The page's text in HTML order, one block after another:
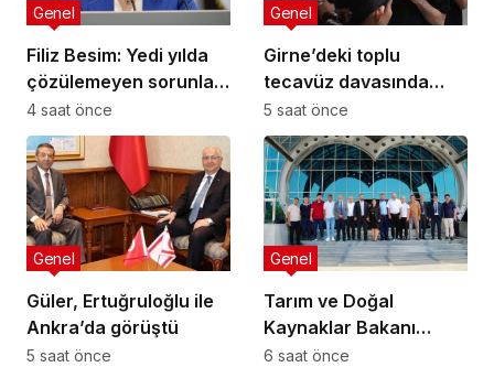
Filiz Besim: Yedi yılda
çözülemeyen sorunlar
seçim öncesinde
verilen vaatlerle
çözülemez
Genel
4 saat önce
Girne’deki toplu
tecavüz davasında
karar: 5 sanığa toplam
55 yıl hapis
Genel
5 saat önce
Güler, Ertuğruloğlu ile
Ankra’da görüştü
Genel
5 saat önce
Tarım ve Doğal
Kaynaklar Bakanı
Çavuş “Büyük Harup
Genel
6 saat önce